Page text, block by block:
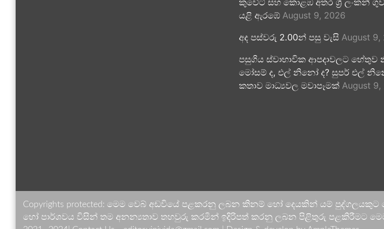
කුවේට් සහ කොළඹ අතර ශ්‍රී ලංකන්
යළි ඇරඹේ August 9, 2026
අද පස්වරු 2.00න් පසු වැසි August 9,
පසුගිය ස්වාභාවික ආපදාවලට හේතුව
මෝසම් ද, එල් නිනෝ ද? සුපර් එල්
කතාව මාධ්‍යවල මවාපෑමක් August 9,
Copyrights protected: මෙම වෙබ් අඩවියේ පළකරනු ලබන කිනම් හෝ දෙයකින් යම්
හෝ පාර්ශවය විසින් තම අනන්‍යතාව තහවුරු කරමින් ඉදිරිපත් කරනු ලබන පිළිතුරු පළකිරීමට මෙම